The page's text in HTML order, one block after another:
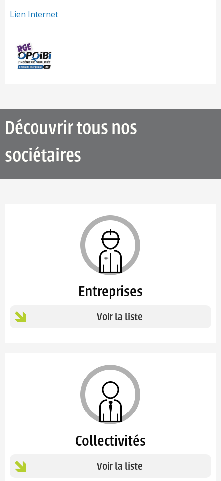
Lien Internet
Découvrir tous nos
sociétaires
Entreprises
Voir la liste
Collectivités
Voir la liste